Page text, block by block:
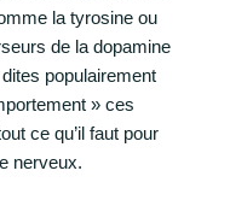
la tyrosine ou
de la dopamine
populairement
» ces
ce qu’il faut pour
nerveux.